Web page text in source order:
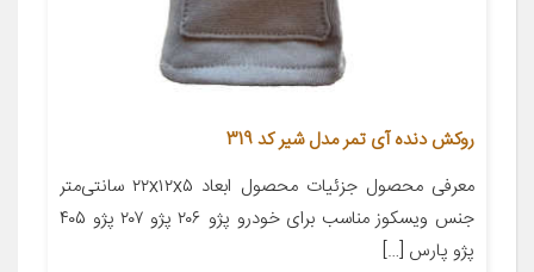
روکش دنده آی تمر مدل شیر کد 319
معرفی محصول جزئیات محصول ابعاد ۲۲x۱۲x۵ سانتی‌متر
جنس ویسکوز مناسب برای خودرو پژو ۲۰۶ پژو ۲۰۷ پژو ۴۰۵
پژو پارس […]